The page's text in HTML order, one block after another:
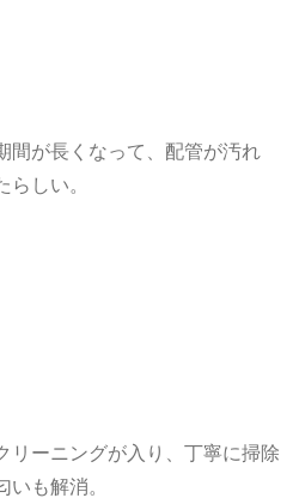
間が長くなって、配管が汚れ
しい。
リーニングが入り、丁寧に掃除
いも解消。